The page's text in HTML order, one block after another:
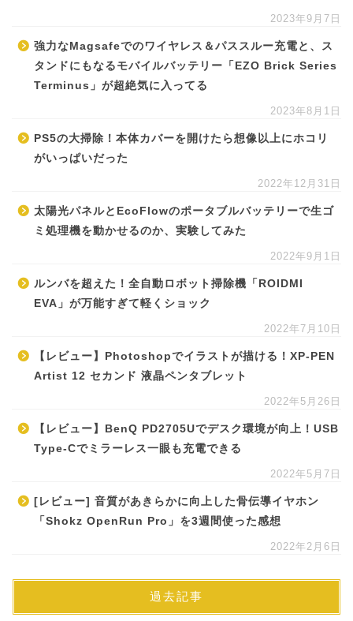
2023年9月7日
強力なMagsafeでのワイヤレス＆パススルー充電と、ス
タンドにもなるモバイルバッテリー「EZO Brick Series
Terminus」が超絶気に入ってる
2023年8月1日
PS5の大掃除！本体カバーを開けたら想像以上にホコリ
がいっぱいだった
2022年12月31日
太陽光パネルとEcoFlowのポータブルバッテリーで生ゴ
ミ処理機を動かせるのか、実験してみた
2022年9月1日
ルンバを超えた！全自動ロボット掃除機「ROIDMI
EVA」が万能すぎて軽くショック
2022年7月10日
【レビュー】Photoshopでイラストが描ける！XP-PEN
Artist 12 セカンド 液晶ペンタブレット
2022年5月26日
【レビュー】BenQ PD2705Uでデスク環境が向上！USB
Type-Cでミラーレス一眼も充電できる
2022年5月7日
[レビュー] 音質があきらかに向上した骨伝導イヤホン
「Shokz OpenRun Pro」を3週間使った感想
2022年2月6日
過去記事